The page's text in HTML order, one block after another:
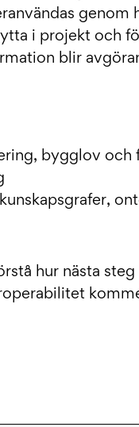
genom
i projekt och
blir
bygglov och
hur nästa steg